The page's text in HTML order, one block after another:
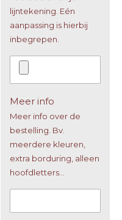
lijntekening. Eén
aanpassing is hierbij
inbegrepen.
Meer info
Meer info over de
bestelling. Bv.
meerdere kleuren,
extra borduring, alleen
hoofdletters...